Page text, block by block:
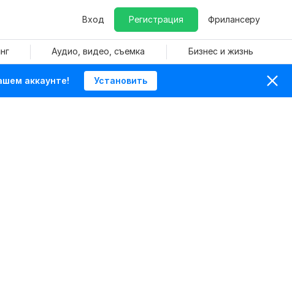
Вход Регистрация Фрилансеру
Аудио, видео, съемка Бизнес и жизнь
аккаунте! Установить